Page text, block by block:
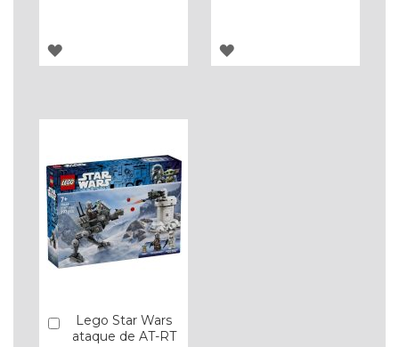
ADICIONAR
DESEJOS
ADICIONAR
Lego Star Wars
ataque de AT-RT
Comprar